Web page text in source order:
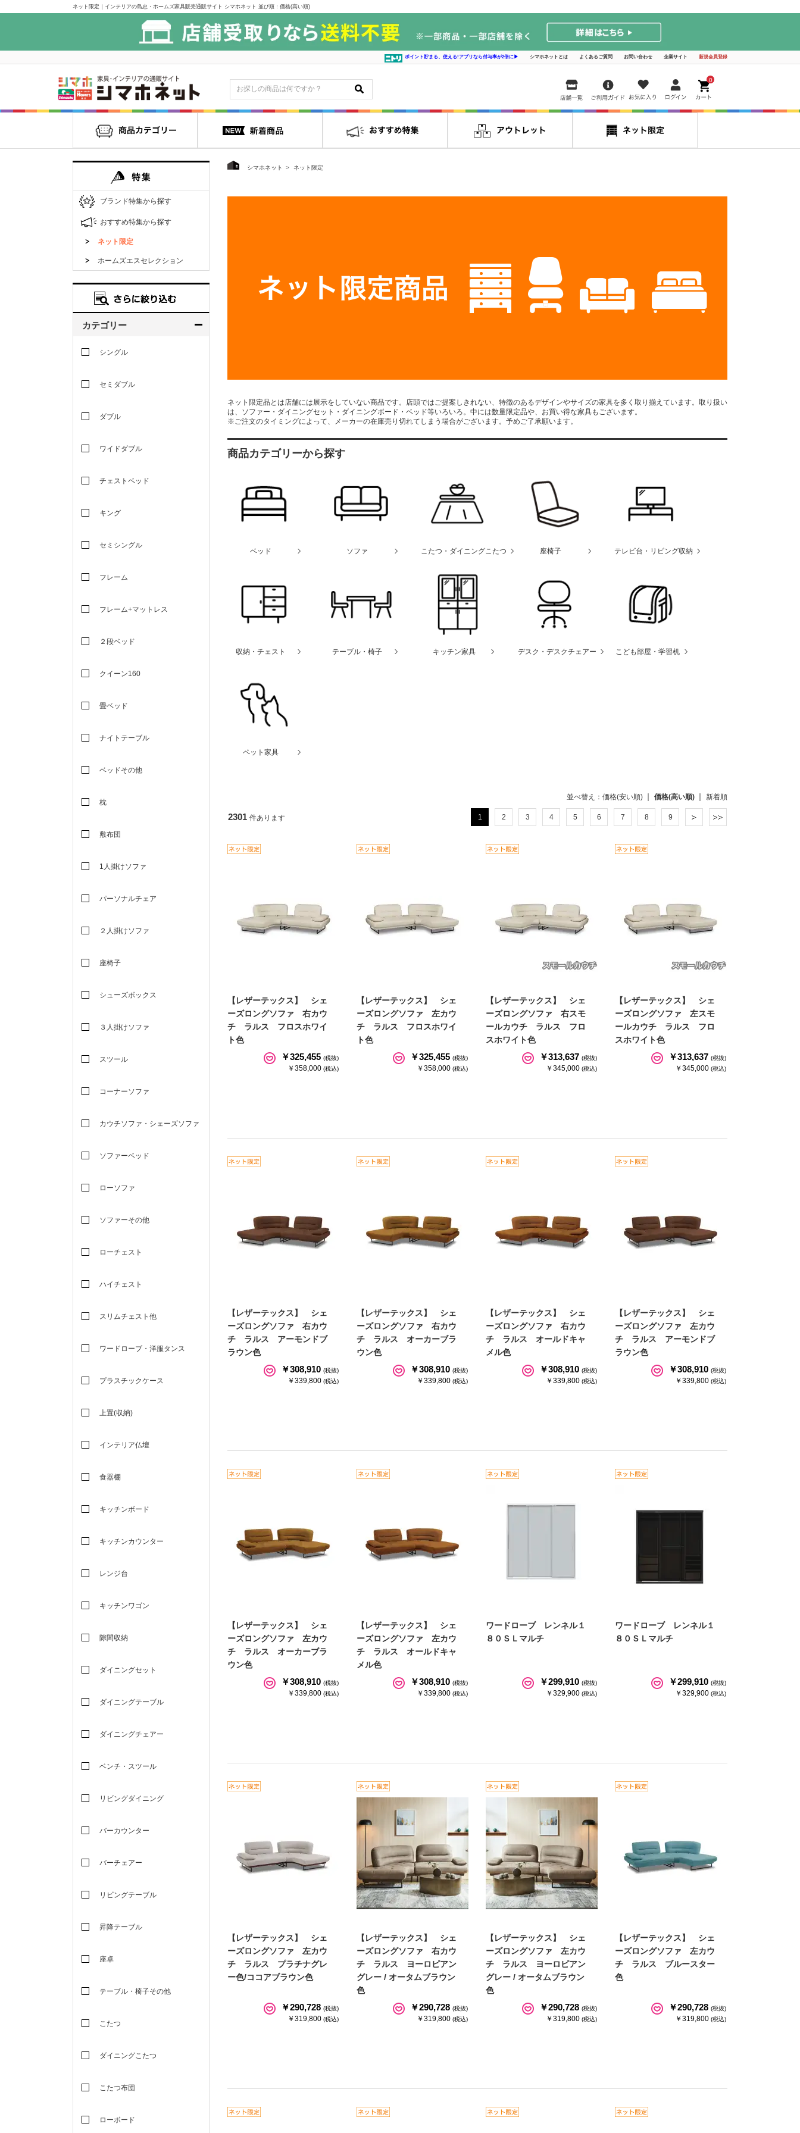
ネット限定｜インテリアの島忠・ホームズ家具販売通販サイト シマホネット 並び順：価格(高い順)
ポイント貯まる、使える!アプリなら付与率が2倍に▶ シマホネットとは よくあるご質問 お問い合わせ 企業サイト 新規会員登録
0
シマホネット ネット限定
ネット限定品とは店舗には展示をしていない商品です。店頭ではご提案しきれない、特徴のあるデザインやサイズの家具を多く取り揃えています。取り扱い
は、ソファー・ダイニングセット・ダイニングボード・ベッド等いろいろ。中には数量限定品や、お買い得な家具もございます。
※ご注文のタイミングによって、メーカーの在庫売り切れてしまう場合がございます。予めご了承願います。
商品カテゴリーから探す
ベッド ソファ こたつ・ダイニングこたつ 座椅子 テレビ台・リビング収納
収納・チェスト テーブル・椅子 キッチン家具 デスク・デスクチェアー こども部屋・学習机
ペット家具
並べ替え： 価格(安い順) 価格(高い順) 新着順
2301 件あります 1 2 3 4 5 6 7 8 9
【レザーテックス】 シェ
ーズロングソファ 右カウ
チ ラルス フロスホワイ
ト色
￥325,455 (税抜)
￥358,000 (税込)
【レザーテックス】 シェ
ーズロングソファ 左カウ
チ ラルス フロスホワイ
ト色
￥325,455 (税抜)
￥358,000 (税込)
【レザーテックス】 シェ
ーズロングソファ 右スモ
ールカウチ ラルス フロ
スホワイト色
￥313,637 (税抜)
￥345,000 (税込)
【レザーテックス】 シェ
ーズロングソファ 左スモ
ールカウチ ラルス フロ
スホワイト色
￥313,637 (税抜)
￥345,000 (税込)
【レザーテックス】 シェ
ーズロングソファ 右カウ
チ ラルス アーモンドブ
ラウン色
￥308,910 (税抜)
￥339,800 (税込)
【レザーテックス】 シェ
ーズロングソファ 右カウ
チ ラルス オーカーブラ
ウン色
￥308,910 (税抜)
￥339,800 (税込)
【レザーテックス】 シェ
ーズロングソファ 右カウ
チ ラルス オールドキャ
メル色
￥308,910 (税抜)
￥339,800 (税込)
【レザーテックス】 シェ
ーズロングソファ 左カウ
チ ラルス アーモンドブ
ラウン色
￥308,910 (税抜)
￥339,800 (税込)
【レザーテックス】 シェ
ーズロングソファ 左カウ
チ ラルス オーカーブラ
ウン色
￥308,910 (税抜)
￥339,800 (税込)
【レザーテックス】 シェ
ーズロングソファ 左カウ
チ ラルス オールドキャ
メル色
￥308,910 (税抜)
￥339,800 (税込)
ワードローブ レンネル１
８０ＳＬマルチ
￥299,910 (税抜)
￥329,900 (税込)
ワードローブ レンネル１
８０ＳＬマルチ
￥299,910 (税抜)
￥329,900 (税込)
【レザーテックス】 シェ
ーズロングソファ 左カウ
チ ラルス プラチナグレ
ー色/ココアブラウン色
￥290,728 (税抜)
￥319,800 (税込)
【レザーテックス】 シェ
ーズロングソファ 右カウ
チ ラルス ヨーロピアン
グレー / オータムブラウン
色
￥290,728 (税抜)
￥319,800 (税込)
【レザーテックス】 シェ
ーズロングソファ 左カウ
チ ラルス ヨーロピアン
グレー / オータムブラウン
色
￥290,728 (税抜)
￥319,800 (税込)
【レザーテックス】 シェ
ーズロングソファ 左カウ
チ ラルス ブルースター
色
￥290,728 (税抜)
￥319,800 (税込)
ブランド特集から探す
おすすめ特集から探す
ネット限定
ホームズエスセレクション
カテゴリー
シングル
セミダブル
ダブル
ワイドダブル
チェストベッド
キング
セミシングル
フレーム
フレーム+マットレス
２段ベッド
クイーン160
畳ベッド
ナイトテーブル
ベッドその他
枕
敷布団
1人掛けソファ
パーソナルチェア
２人掛けソファ
座椅子
シューズボックス
３人掛けソファ
スツール
コーナーソファ
カウチソファ・シェーズソファ
ソファーベッド
ローソファ
ソファーその他
ローチェスト
ハイチェスト
スリムチェスト他
ワードローブ・洋服タンス
プラスチックケース
上置(収納)
インテリア仏壇
食器棚
キッチンボード
キッチンカウンター
レンジ台
キッチンワゴン
隙間収納
ダイニングセット
ダイニングテーブル
ダイニングチェアー
ベンチ・スツール
リビングダイニング
バーカウンター
バーチェアー
リビングテーブル
昇降テーブル
座卓
テーブル・椅子その他
こたつ
ダイニングこたつ
こたつ布団
ローボード